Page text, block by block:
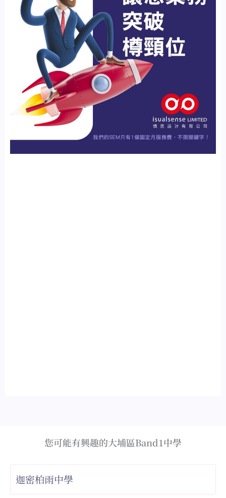
您可能有興趣的大埔區Band1中學
迦密柏雨中學